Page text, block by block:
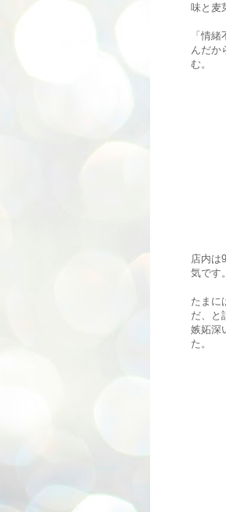
味と麦
「情
んだか
む。
店内は
気です。
たまに
だ、と
嫉妬深
た。